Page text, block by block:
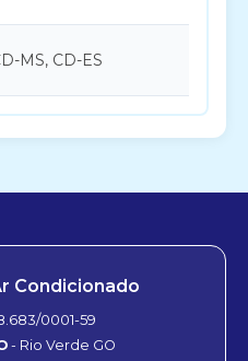
MS, CD-ES
Condicionado
0001-59
- Rio Verde GO